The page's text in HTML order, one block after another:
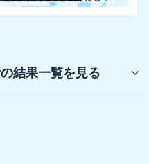
の結果一覧を見る